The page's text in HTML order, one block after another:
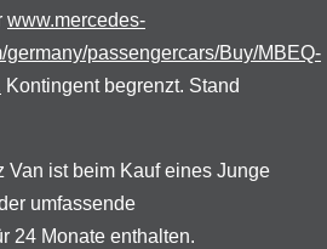
www.mercedes-
germany/passengercars/Buy/MBEQ-
Kontingent begrenzt. Stand
Van ist beim Kauf eines Junge
umfassende
24 Monate enthalten.